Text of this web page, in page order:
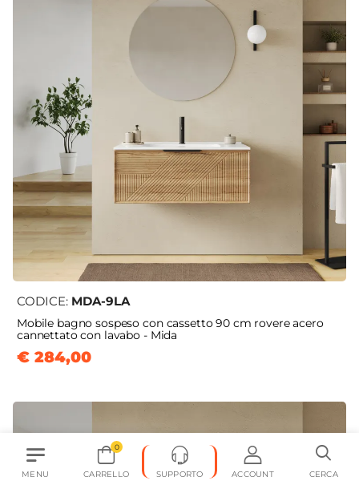
CODICE: MDA-9LA
Mobile bagno sospeso con cassetto 90 cm rovere acero
cannettato con lavabo - Mida
€ 284,00
MENU
0
CARRELLO SUPPORTO ACCOUNT CERCA